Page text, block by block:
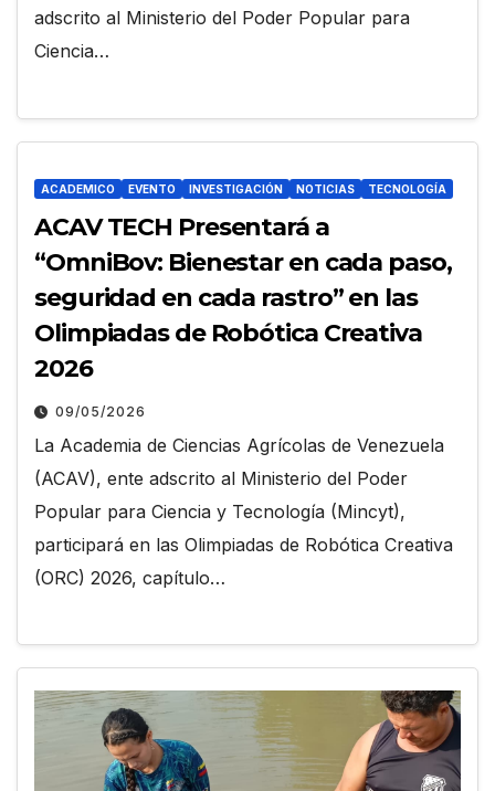
adscrito al Ministerio del Poder Popular para
Ciencia…
ACADEMICO EVENTO INVESTIGACIÓN NOTICIAS TECNOLOGÍA
ACAV TECH Presentará a
“OmniBov: Bienestar en cada paso,
seguridad en cada rastro” en las
Olimpiadas de Robótica Creativa
2026
09/05/2026
La Academia de Ciencias Agrícolas de Venezuela
(ACAV), ente adscrito al Ministerio del Poder
Popular para Ciencia y Tecnología (Mincyt),
participará en las Olimpiadas de Robótica Creativa
(ORC) 2026, capítulo…